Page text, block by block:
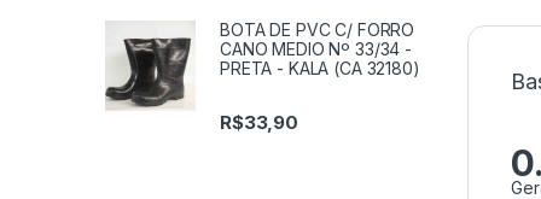
BOTA DE PVC C/ FORRO
CANO MEDIO Nº 33/34 -
PRETA - KALA (CA 32180)
R$33,90